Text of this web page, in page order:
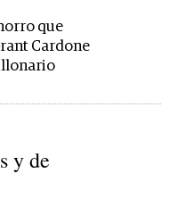
que
Cardone
y de